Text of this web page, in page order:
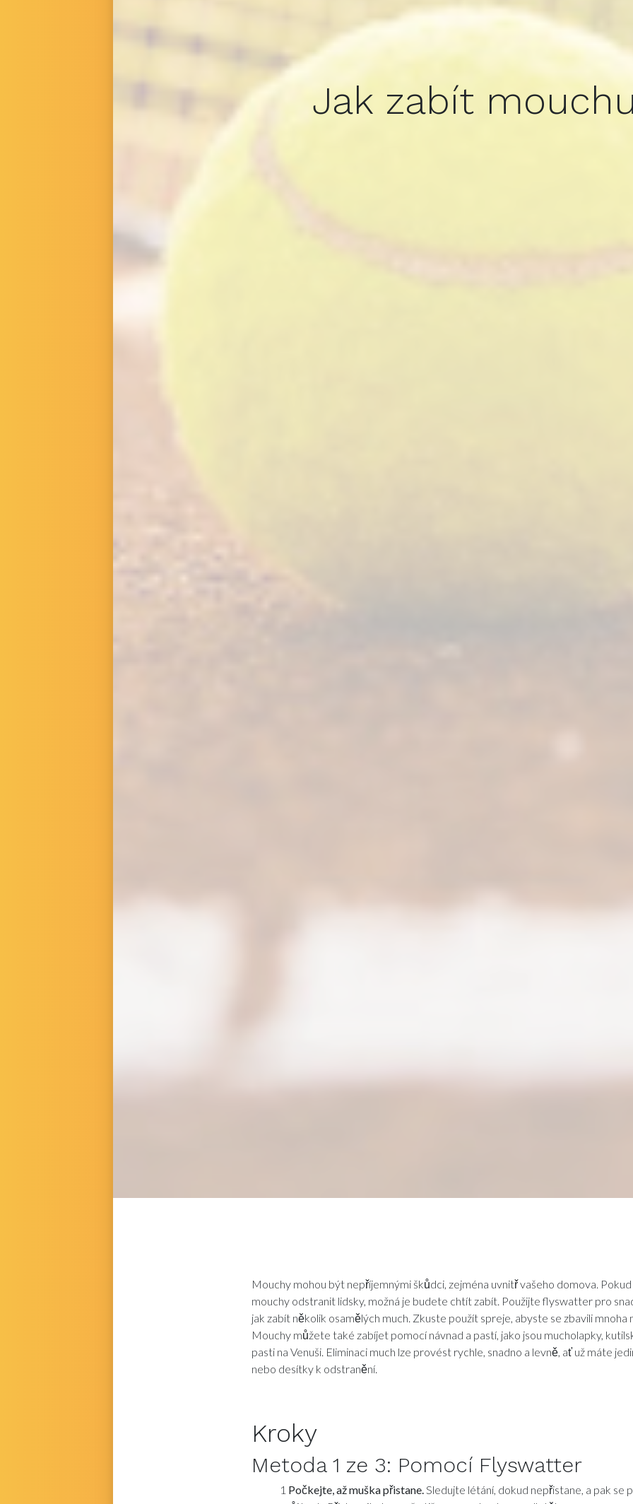
Jak zabít
Mouchy mohou být nepříjemnými škůdci, zejména uvnitř vašeho domova.
mouchy odstranit lidsky, možná je budete chtít zabít. Použijte flyswatter pro
jak zabít několik osamělých much. Zkuste použít spreje, abyste se zbavili mnoha
Mouchy můžete také zabíjet pomocí návnad a pastí, jako jsou mucholapky,
pasti na Venuši. Eliminaci much lze provést rychle, snadno a levně, ať už máte
nebo desítky k odstranění.
Kroky
Metoda 1 ze 3: Pomocí Flyswatter
1 Počkejte, až muška přistane.Sledujte létání, dokud nepřistane, a pak se